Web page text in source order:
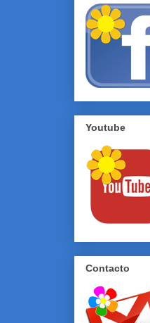
Youtube
Contacto